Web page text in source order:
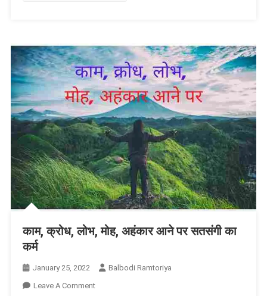
काम, क्रोध, लोभ, मोह, अहंकार आने पर सतसंगी का
कर्म
January 25, 2022
Balbodi Ramtoriya
Leave A CommentOn